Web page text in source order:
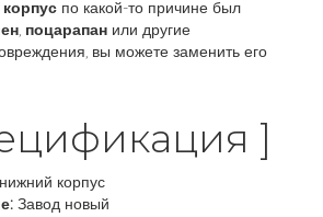
корпус по какой-то причине был
, поцарапан или другие
вы можете заменить его
]
нижний корпус
Завод новый